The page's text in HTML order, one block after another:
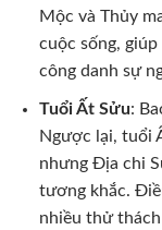
Mộc và Thủy
cuộc sống,
công danh sự
Tuổi Ất Sửu:
Ngược lại, tuổi
nhưng Địa chi
tương khắc.
nhiều thử